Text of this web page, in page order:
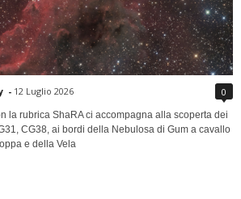
- 12 Luglio 2026 0
la rubrica ShaRA ci accompagna alla scoperta dei
CG38, ai bordi della Nebulosa di Gum a cavallo
e della Vela